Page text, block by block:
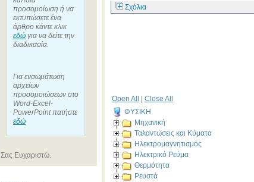
προσομοίωση ή να
εκτυπώσετε ένα
άρθρο κάντε κλικ
εδώ για να δείτε την
διαδικασία.
Για ενσωμάτωση
αρχείων
προσομοιώσεων στο
Word-Excel-
PowerPoint πατήστε
εδώ
Σας Ευχαριστώ.
Σχόλια
Open All
Close All
ΦΥΣΙΚΗ
Μηχανική
Ταλαντώσεις και Κύματα
Ηλεκτρομαγνητισμός
Ηλεκτρικό Ρεύμα
Θερμότητα
Ρευστά